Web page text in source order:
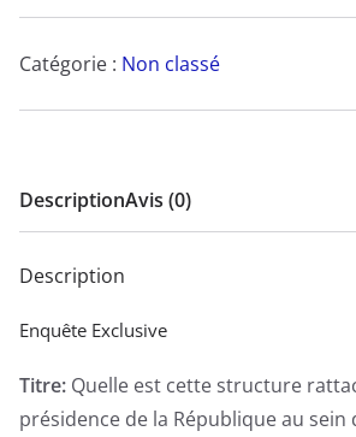
est
cette
structure
rattachée
présidence
la
République
sein
de
Catégorie : Non classé
DescriptionAvis (0)
Description
Enquête Exclusive
Titre: Quelle est cette structure
présidence de la République au sein